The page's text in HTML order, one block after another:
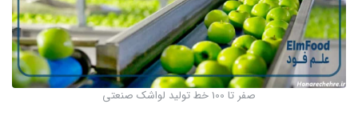
صفر تا 100 خط تولید لواشک صنعتی